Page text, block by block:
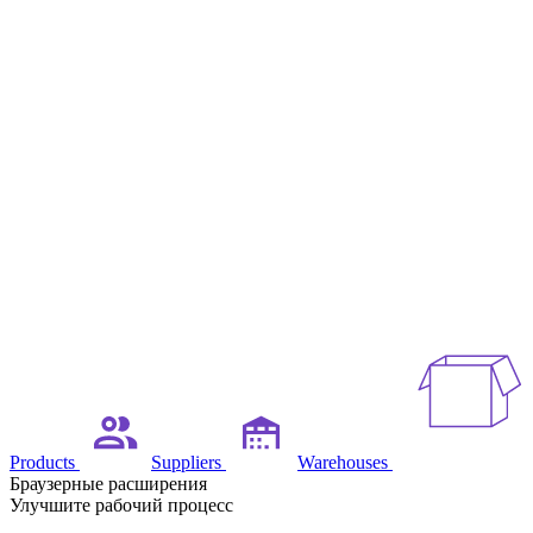
Products Suppliers Warehouses
Браузерные расширения
Улучшите рабочий процесс